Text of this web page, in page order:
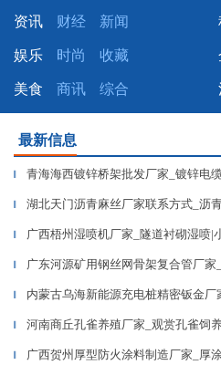
资讯 财经 新闻
娱乐 时尚 收藏
美食 商讯 综合
最新信息
▎ 青海海西镀锌桥架批发厂家_镀锌电
▎ 湖北天门沥青麻丝厂家联系方式_沥
▎ 广西梧州湿喷机厂家_隧道衬砌湿喷|
▎ 广东河源矿用钢丝网骨架复合管厂家
▎ 内蒙古乌海新能源充电桩精密钣金厂
▎ 河南商丘孔雀养殖厂家_观赏孔雀饲
▎ 广西贺州厚型防火涂料制造厂家_厚